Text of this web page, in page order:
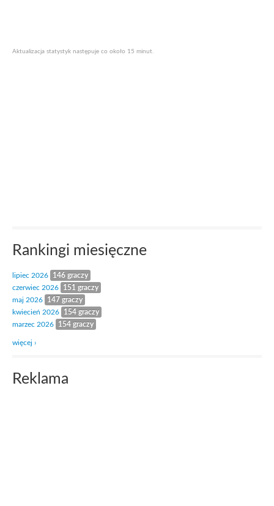
Aktualizacja statystyk następuje co około 15 minut.
Rankingi miesięczne
lipiec 2026
146 graczy
czerwiec 2026
151 graczy
maj 2026
147 graczy
kwiecień 2026
154 graczy
marzec 2026
154 graczy
więcej ›
Reklama